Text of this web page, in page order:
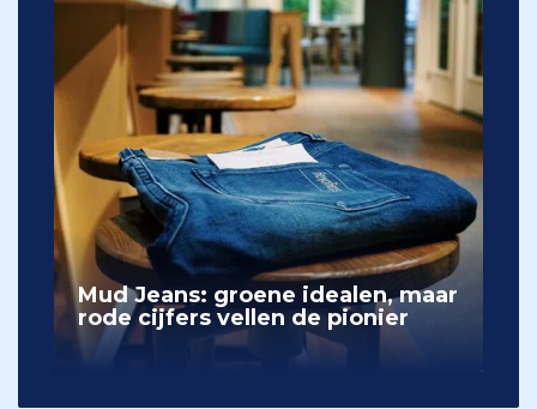
Mud Jeans: groene idealen, maar
rode cijfers vellen de pionier